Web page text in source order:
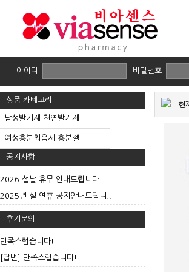
아이디 비밀번호
상품 카테고리
남성발기제 천연발기제
여성흥분최음제 흥분젤
공지사항
2026 설날 휴무 안내드립니다!
2025년 설 연휴 공지안내드립니..
후기문의
만족스럽습니다!
[답변] 만족스럽습니다!
현